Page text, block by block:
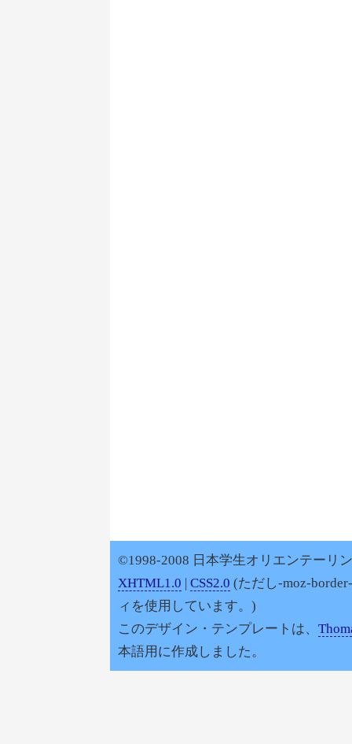
©1998-2008 日本学生オリエンテーリ
XHTML1.0 | CSS2.0 (ただし-moz-
ィを使用しています。)
このデザイン・テンプレートは、
本語用に作成しました。